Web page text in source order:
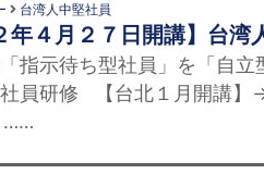
台湾人中堅社員
年４月２７日開講】台
指示待ち型社員」を「自
社員研修 【台北１月開講】
……